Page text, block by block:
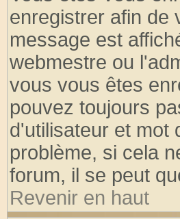
enregistrer afin de
message est
webmestre ou
vous vous êtes
pouvez toujours
d'utilisateur et mot
problème, si cela
forum, il se peut
Revenir en haut